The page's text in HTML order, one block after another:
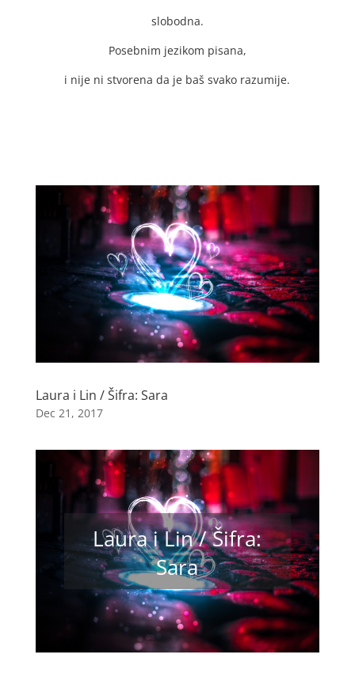
slobodna.
Posebnim jezikom pisana,
i nije ni stvorena da je baš svako razumije.
Laura i Lin / Šifra: Sara
Dec 21, 2017
Laura i Lin / Šifra:
Sara